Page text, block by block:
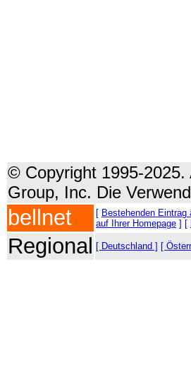
© Copyright 1995-2025.
Group, Inc. Die
bellnet [ Bestehenden Eintrag
auf Ihrer Homepage ] [
Regional [ Deutschland ] [